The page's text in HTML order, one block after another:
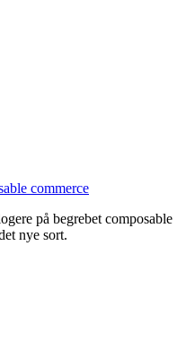
commerce
på begrebet composable
nye sort.